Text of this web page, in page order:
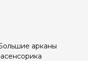
арканы